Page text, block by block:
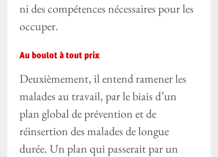
ni des compétences nécessaires pour les
occuper.
Au boulot à tout prix
Deuxièmement, il entend ramener les
malades au travail, par le biais d’un
plan global de prévention et de
réinsertion des malades de longue
durée. Un plan qui passerait par un